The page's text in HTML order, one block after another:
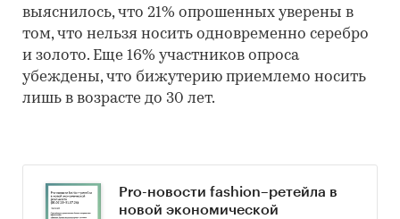
выяснилось, что 21% опрошенных уверены в
том, что нельзя носить одновременно серебро
и золото. Еще 16% участников опроса
убеждены, что бижутерию приемлемо носить
лишь в возрасте до 30 лет.
Pro-новости fashion–ретейла в
новой экономической